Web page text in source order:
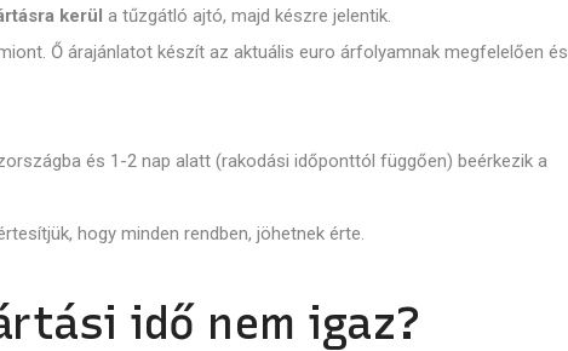
kerül a tűzgátló ajtó, majd készre jelentik.
Ő árajánlatot készít az aktuális euro árfolyamnak megfelelően és
és 1-2 nap alatt (rakodási időponttól függően) beérkezik a
hogy minden rendben, jöhetnek érte.
idő nem igaz?